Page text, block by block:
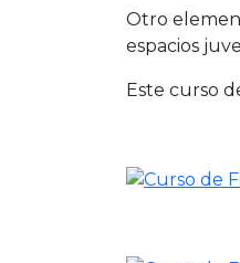
Otro
espacios
Este curso